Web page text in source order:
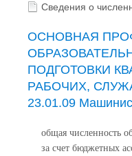
Сведения о
ОСНОВНАЯ
ПОДГОТОВКИ
РАБОЧИХ,
23.01.09
общая численность
за счет бюджетных